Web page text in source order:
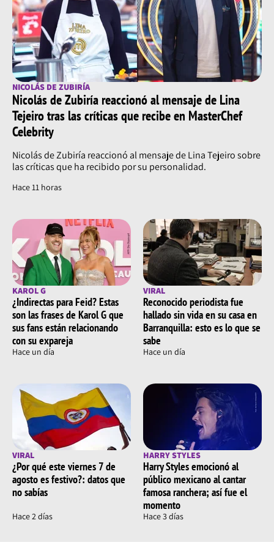
NICOLÁS DE ZUBIRÍA
Nicolás de Zubiría reaccionó al mensaje de Lina
Tejeiro tras las críticas que recibe en MasterChef
Celebrity
Nicolás de Zubiría reaccionó al mensaje de Lina Tejeiro sobre
las críticas que ha recibido por su personalidad.
Hace 11 horas
KAROL G
¿Indirectas para Feid? Estas
son las frases de Karol G que
sus fans están relacionando
con su expareja
Hace un día
VIRAL
Reconocido periodista fue
hallado sin vida en su casa en
Barranquilla: esto es lo que se
sabe
Hace un día
VIRAL
¿Por qué este viernes 7 de
agosto es festivo?: datos que
no sabías
Hace 2 días
HARRY STYLES
Harry Styles emocionó al
público mexicano al cantar
famosa ranchera; así fue el
momento
Hace 3 días